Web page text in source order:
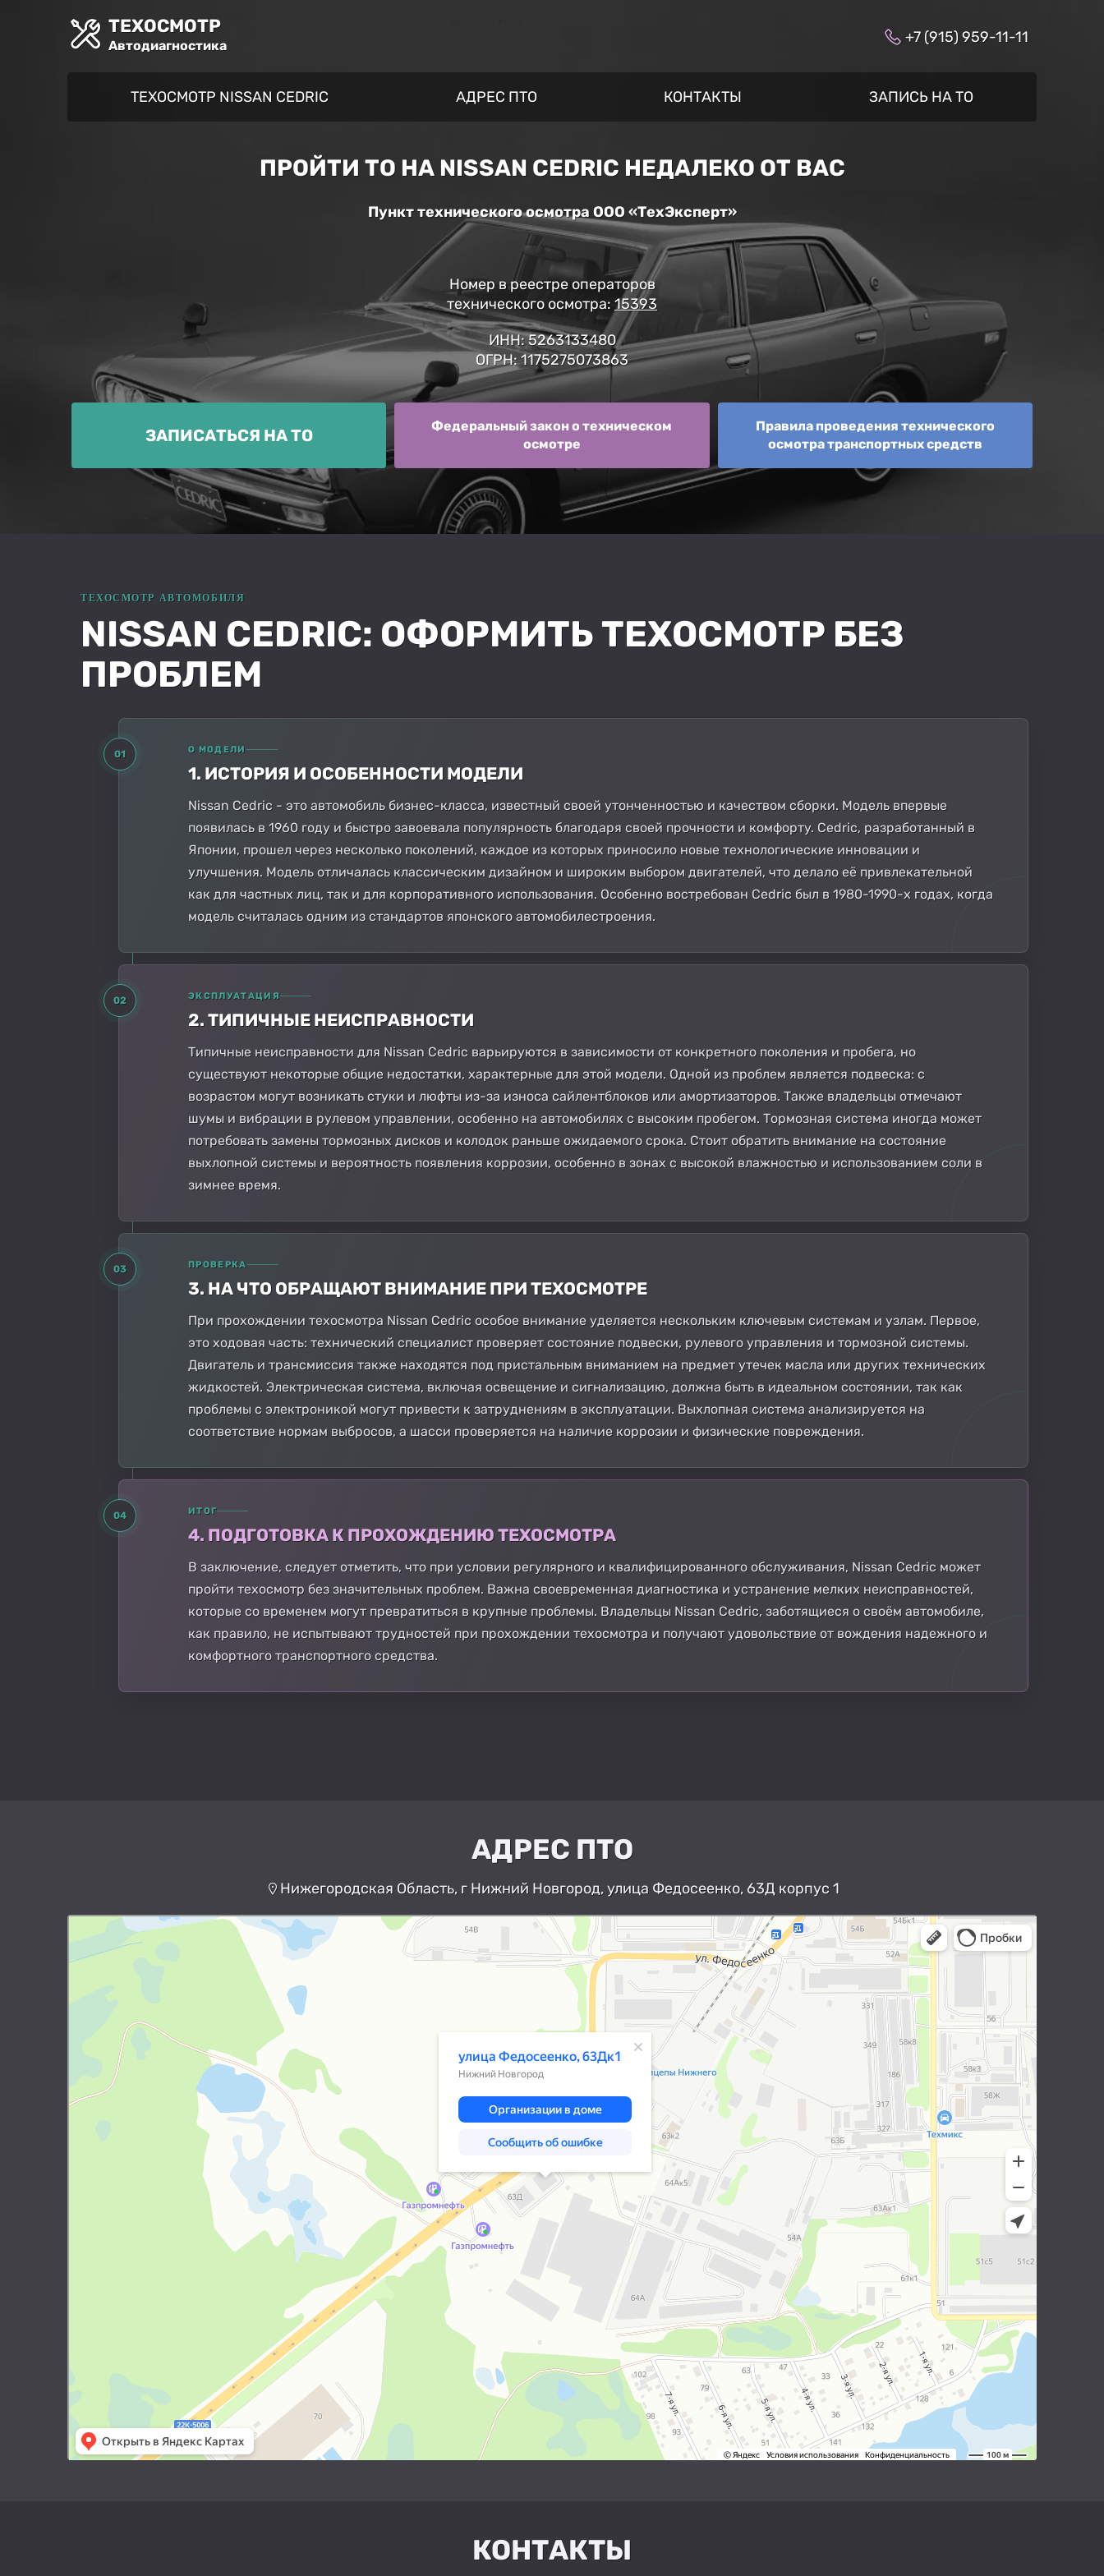
ТЕХОСМОТР
Автодиагностика +7 (915) 959-11-11
ТЕХОСМОТР NISSAN CEDRIC АДРЕС ПТО КОНТАКТЫ ЗАПИСЬ НА ТО
ПРОЙТИ ТО НА NISSAN CEDRIC НЕДАЛЕКО ОТ ВАС
Пункт технического осмотра ООО «ТехЭксперт»
Номер в реестре операторов
технического осмотра: 15393
ИНН: 5263133480
ОГРН: 1175275073863
ЗАПИСАТЬСЯ НА ТО
Федеральный закон о техническом
осмотре
Правила проведения технического
осмотра транспортных средств
NISSAN CEDRIC: ОФОРМИТЬ ТЕХОСМОТР БЕЗ
ПРОБЛЕМ
01 О МОДЕЛИ
1. ИСТОРИЯ И ОСОБЕННОСТИ МОДЕЛИ
Nissan Cedric - это автомобиль бизнес-класса, известный своей утонченностью и качеством сборки. Модель впервые
появилась в 1960 году и быстро завоевала популярность благодаря своей прочности и комфорту. Cedric, разработанный в
Японии, прошел через несколько поколений, каждое из которых приносило новые технологические инновации и
улучшения. Модель отличалась классическим дизайном и широким выбором двигателей, что делало её привлекательной
как для частных лиц, так и для корпоративного использования. Особенно востребован Cedric был в 1980-1990-х годах, когда
модель считалась одним из стандартов японского автомобилестроения.
02 ЭКСПЛУАТАЦИЯ
2. ТИПИЧНЫЕ НЕИСПРАВНОСТИ
Типичные неисправности для Nissan Cedric варьируются в зависимости от конкретного поколения и пробега, но
существуют некоторые общие недостатки, характерные для этой модели. Одной из проблем является подвеска: с
возрастом могут возникать стуки и люфты из-за износа сайлентблоков или амортизаторов. Также владельцы отмечают
шумы и вибрации в рулевом управлении, особенно на автомобилях с высоким пробегом. Тормозная система иногда может
потребовать замены тормозных дисков и колодок раньше ожидаемого срока. Стоит обратить внимание на состояние
выхлопной системы и вероятность появления коррозии, особенно в зонах с высокой влажностью и использованием соли в
зимнее время.
03 ПРОВЕРКА
3. НА ЧТО ОБРАЩАЮТ ВНИМАНИЕ ПРИ ТЕХОСМОТРЕ
При прохождении техосмотра Nissan Cedric особое внимание уделяется нескольким ключевым системам и узлам. Первое,
это ходовая часть: технический специалист проверяет состояние подвески, рулевого управления и тормозной системы.
Двигатель и трансмиссия также находятся под пристальным вниманием на предмет утечек масла или других технических
жидкостей. Электрическая система, включая освещение и сигнализацию, должна быть в идеальном состоянии, так как
проблемы с электроникой могут привести к затруднениям в эксплуатации. Выхлопная система анализируется на
соответствие нормам выбросов, а шасси проверяется на наличие коррозии и физические повреждения.
04 ИТОГ
4. ПОДГОТОВКА К ПРОХОЖДЕНИЮ ТЕХОСМОТРА
В заключение, следует отметить, что при условии регулярного и квалифицированного обслуживания, Nissan Cedric может
пройти техосмотр без значительных проблем. Важна своевременная диагностика и устранение мелких неисправностей,
которые со временем могут превратиться в крупные проблемы. Владельцы Nissan Cedric, заботящиеся о своём автомобиле,
как правило, не испытывают трудностей при прохождении техосмотра и получают удовольствие от вождения надежного и
комфортного транспортного средства.
АДРЕС ПТО
Нижегородская Область, г Нижний Новгород, улица Федосеенко, 63Д корпус 1
Нижний Новгород
Улица Федосеенко, 63Дк1 — Яндекс Карты
КОНТАКТЫ